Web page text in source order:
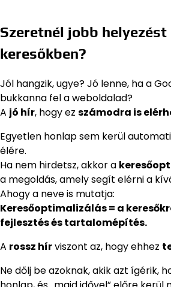
Szeretnél jobb helyezést
keresőkben?
Jól hangzik, ugye? Jó lenne, ha a
bukkanna fel a weboldalad?
A jó hír, hogy ez számodra is
Egyetlen honlap sem kerül
élére.
Ha nem hirdetsz, akkor a
a megoldás, amely segít elérni a
Ahogy a neve is mutatja:
Keresőoptimalizálás = a
fejlesztés és tartalomépítés.
A rossz hírviszont az, hogy ehhez
Ne dőlj be azoknak, akik azt ígérik,